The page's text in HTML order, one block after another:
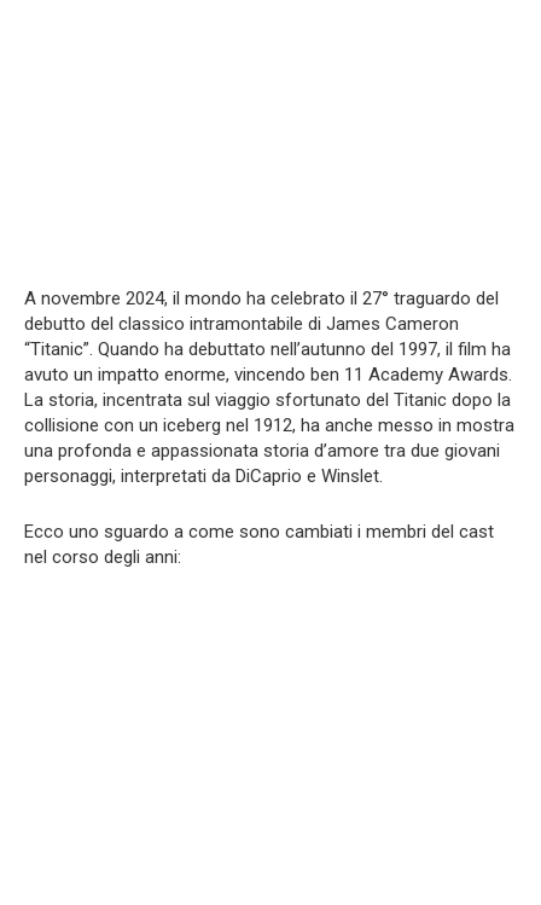
A novembre 2024, il mondo ha celebrato il 27° traguardo del
debutto del classico intramontabile di James Cameron
“Titanic”. Quando ha debuttato nell’autunno del 1997, il film ha
avuto un impatto enorme, vincendo ben 11 Academy Awards.
La storia, incentrata sul viaggio sfortunato del Titanic dopo la
collisione con un iceberg nel 1912, ha anche messo in mostra
una profonda e appassionata storia d’amore tra due giovani
personaggi, interpretati da DiCaprio e Winslet.
Ecco uno sguardo a come sono cambiati i membri del cast
nel corso degli anni: